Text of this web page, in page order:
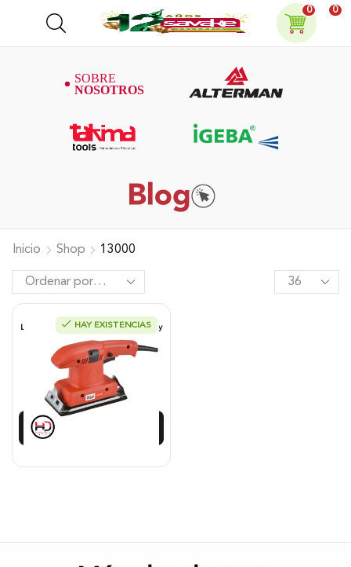
0 0
Inicio Shop 13000
HAY EXISTENCIAS
Lijadora Orbital Takima 350W, Heavy
Duty (Hd) Tkos-185.
$115.430